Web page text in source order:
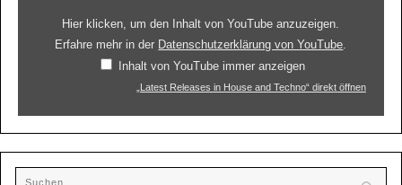
Hier klicken, um den Inhalt von YouTube anzuzeigen.
Erfahre mehr in der Datenschutzerklärung von YouTube.
Inhalt von YouTube immer anzeigen
„Latest Releases in House and Techno“ direkt öffnen